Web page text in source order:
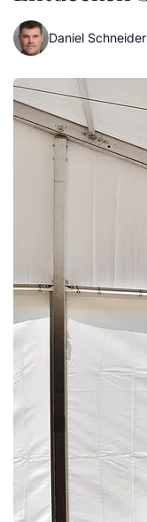
Daniel Schneider